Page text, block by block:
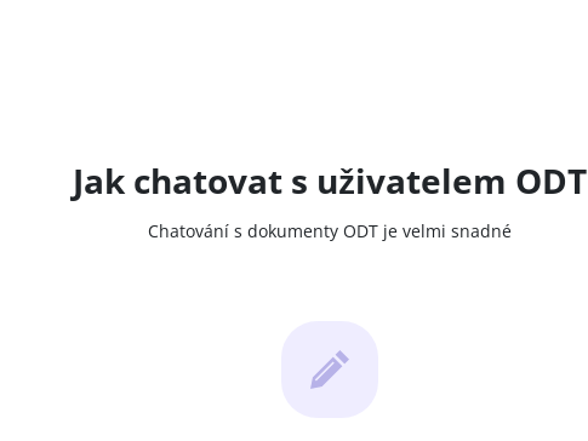
Jak chatovat s uživatelem ODT
Chatování s dokumenty ODT je velmi snadné